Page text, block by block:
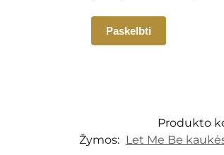
Produkto
Žymos: Let Me Be